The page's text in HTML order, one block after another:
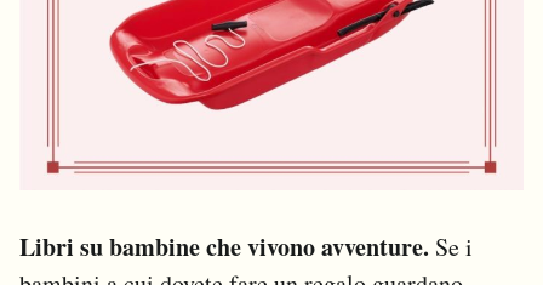
Libri su bambine che vivono avventure. Se i